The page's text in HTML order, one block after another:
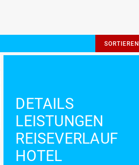
SORTIEREN
DETAILS
LEISTUNGEN
REISEVERLAUF
HOTEL